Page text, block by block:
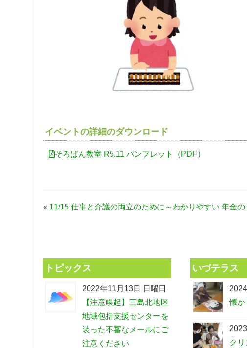
イベントの詳細のダウンロード
そろばん教室 R5.11 パンフレット（PDF）
« 11/15 仕事と介護の両立のために～わかりやすい 年金
トピックス
2022年11月13日 日曜日
【注意喚起】三島北地区
地域包括支援センターを
装った不審なメールにご
注意ください
いづテラス
懐か
ク